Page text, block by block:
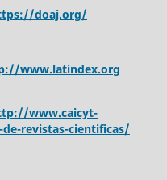
doaj.org/
www.latindex.org
www.caicyt-
revistas-cientificas/